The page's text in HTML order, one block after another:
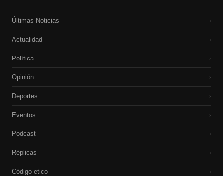
Últimas Noticias ›
Actualidad ›
Política ›
Opinión ›
Deportes ›
Eventos ›
Podcast ›
Réplicas ›
Código etico ›